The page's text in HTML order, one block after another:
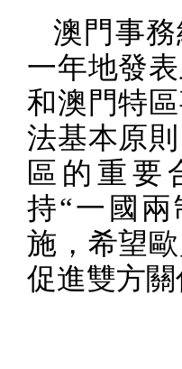
澳門事
一年地發
和澳門特
法基本原
區的重要
持“一國
施，希望
促進雙方關